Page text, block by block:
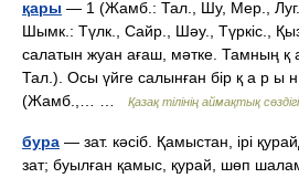
қары — 1 (Жамб.: Тал., Шу, Мер.,
Шымк.: Түлк., Сайр., Шәу., Түркіс.,
салатын жуан ағаш, мәтке. Тамның қ
Тал.). Осы үйге салынған бір қ а р ы
(Жамб.,… …
Қазақ тілінің аймақтық сөздігі
бура — зат. кәсіб. Қамыстан, ірі
зат; буылған қамыс, қурай, шөп